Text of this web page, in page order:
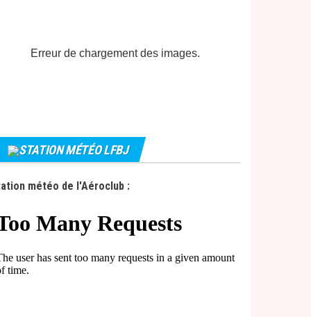
Erreur de chargement des images.
STATION MÉTÉO LFBJ
météo de l'Aéroclub :